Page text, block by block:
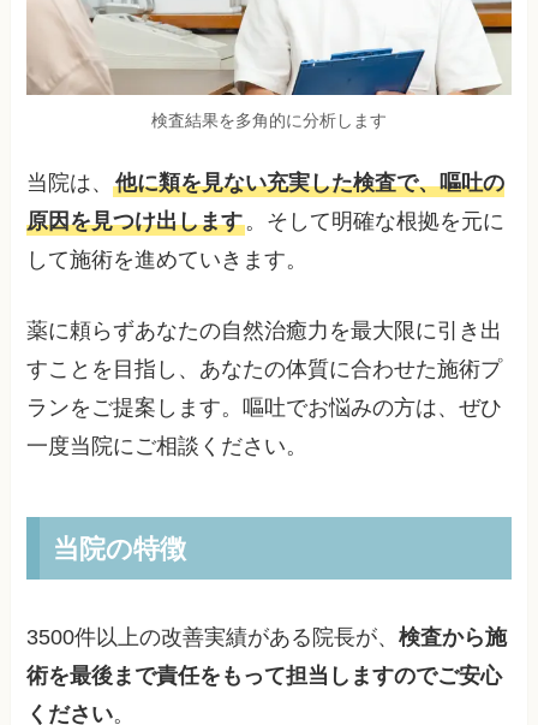
検査結果を多角的に分析します
当院は、他に類を見ない充実した検査で、嘔吐の
原因を見つけ出します。そして明確な根拠を元に
して施術を進めていきます。
薬に頼らずあなたの自然治癒力を最大限に引き出
すことを目指し、あなたの体質に合わせた施術プ
ランをご提案します。嘔吐でお悩みの方は、ぜひ
一度当院にご相談ください。
当院の特徴
3500件以上の改善実績がある院長が、検査から施
術を最後まで責任をもって担当しますのでご安心
ください。